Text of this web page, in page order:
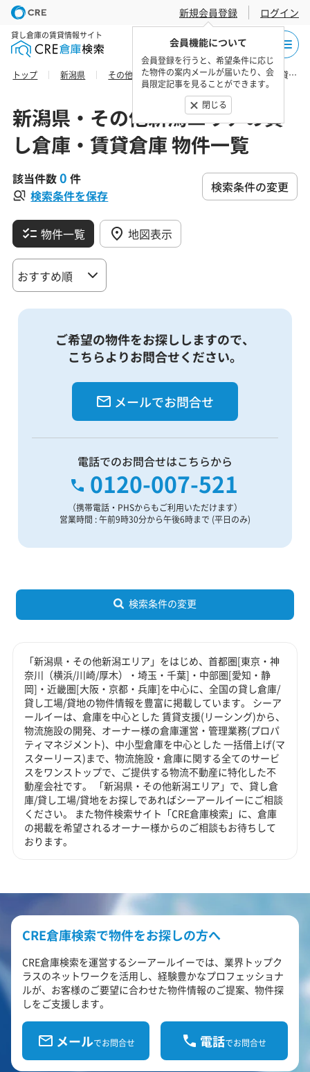
新規会員登録
会員機能について
会員登録を行うと、希望条件に応じ
た物件の案内メールが届いたり、会
員限定記事を見ることができます。
閉じる
ログイン
貸し倉庫の賃貸情報サイト
トップ 新潟県 その他新潟エリア 妙高市の貸し倉庫・賃貸倉庫 物件一覧
新潟県・その他新潟エリアの貸
し倉庫・賃貸倉庫 物件一覧
該当件数0 件
検索条件を保存
検索条件の変更
物件一覧 地図表示
ご希望の物件をお探ししますので、
こちらよりお問合せください。
メールでお問合せ
電話でのお問合せはこちらから
0120-007-521
（携帯電話・PHSからもご利用いただけます）
営業時間 : 午前9時30分から午後6時まで (平日のみ)
検索条件の変更
「新潟県・その他新潟エリア」をはじめ、首都圏[東京・神
奈川（横浜/川崎/厚木）・埼玉・千葉]・中部圏[愛知・静
岡]・近畿圏[大阪・京都・兵庫]を中心に、全国の貸し倉庫/
貸し工場/貸地の物件情報を豊富に掲載しています。 シーア
ールイーは、倉庫を中心とした 賃貸支援(リーシング)から、
物流施設の開発、オーナー様の倉庫運営・管理業務(プロパ
ティマネジメント)、中小型倉庫を中心とした 一括借上げ(マ
スターリース)まで、物流施設・倉庫に関する全てのサービ
スをワンストップで、ご提供する物流不動産に特化した不
動産会社です。 「新潟県・その他新潟エリア」で、貸し倉
庫/貸し工場/貸地をお探しであればシーアールイーにご相談
ください。 また物件検索サイト「CRE倉庫検索」に、倉庫
の掲載を希望されるオーナー様からのご相談もお待ちして
おります。
CRE倉庫検索で物件をお探しの方へ
CRE倉庫検索を運営するシーアールイーでは、業界トップク
ラスのネットワークを活用し、経験豊かなプロフェッショナ
ルが、お客様のご要望に合わせた物件情報のご提案、物件探
しをご支援します。
メールでお問合せ 電話でお問合せ